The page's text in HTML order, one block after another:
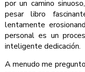
por un camino
pesar libro
lentamente
personal es un
inteligente dedicación.
A menudo me